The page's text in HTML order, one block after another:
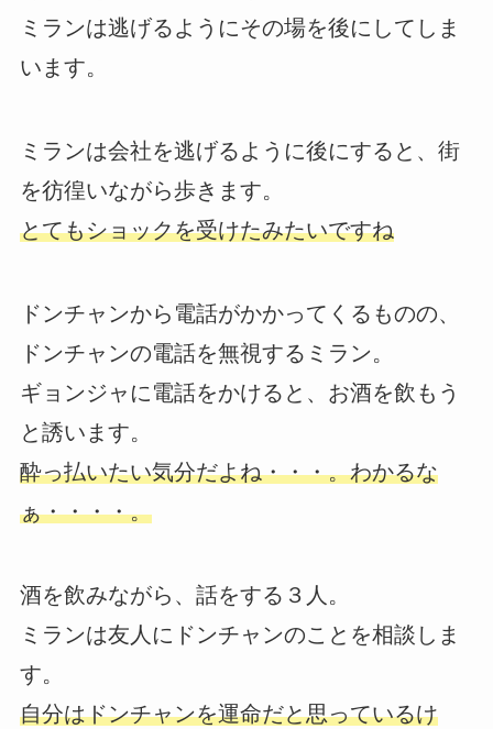
ミランは逃げるようにその場を後にしてしま
います。
ミランは会社を逃げるように後にすると、街
を彷徨いながら歩きます。
とてもショックを受けたみたいですね
ドンチャンから電話がかかってくるものの、
ドンチャンの電話を無視するミラン。
ギョンジャに電話をかけると、お酒を飲もう
と誘います。
酔っ払いたい気分だよね・・・。わかるな
ぁ・・・・。
酒を飲みながら、話をする３人。
ミランは友人にドンチャンのことを相談しま
す。
自分はドンチャンを運命だと思っているけ